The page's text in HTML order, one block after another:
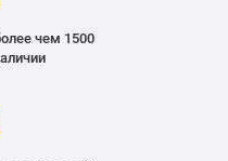
чем 1500